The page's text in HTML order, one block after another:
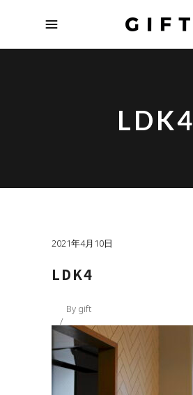
LDK4
2021年4月10日
LDK4
By gift